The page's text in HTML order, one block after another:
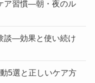
ア習慣—朝・夜のル
談—効果と使い続け
5選と正しいケア方